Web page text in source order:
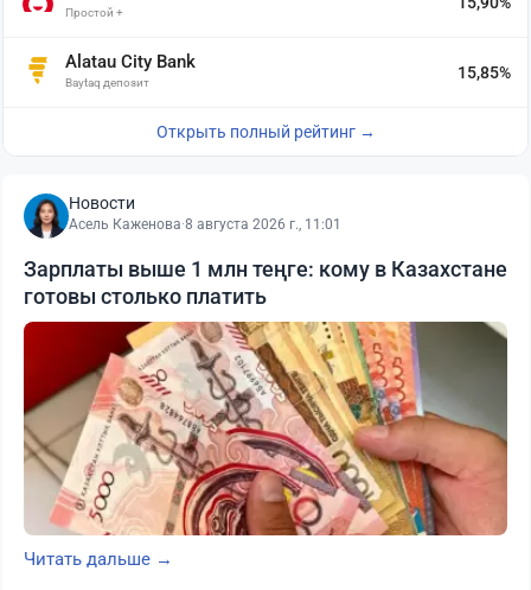
Простой +
Alatau City Bank
Baytaq депозит
15,85%
Открыть полный рейтинг →
Новости
Асель Каженова·8 августа 2026 г., 11:01
Зарплаты выше 1 млн теңге: кому в Казахстане
готовы столько платить
Читать дальше →